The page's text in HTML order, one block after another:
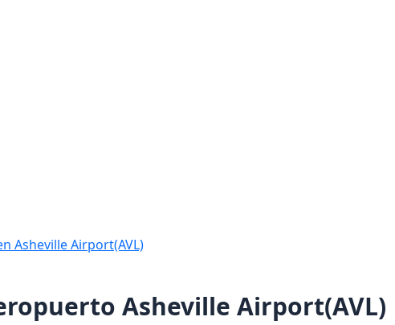
Asheville Airport(AVL)
Asheville Airport(AVL)